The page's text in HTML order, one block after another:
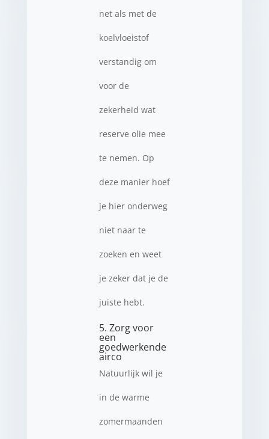
net als met de
koelvloeistof
verstandig om
voor de
zekerheid wat
reserve olie mee
te nemen. Op
deze manier hoef
je hier onderweg
niet naar te
zoeken en weet
je zeker dat je de
juiste hebt.
5. Zorg voor
een
goedwerkende
airco
Natuurlijk wil je
in de warme
zomermaanden